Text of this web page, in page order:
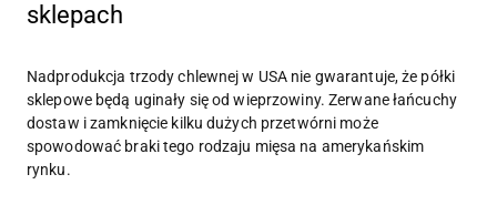
sklepach
Nadprodukcja trzody chlewnej w USA nie gwarantuje, że półki
sklepowe będą uginały się od wieprzowiny. Zerwane łańcuchy
dostaw i zamknięcie kilku dużych przetwórni może
spowodować braki tego rodzaju mięsa na amerykańskim
rynku.